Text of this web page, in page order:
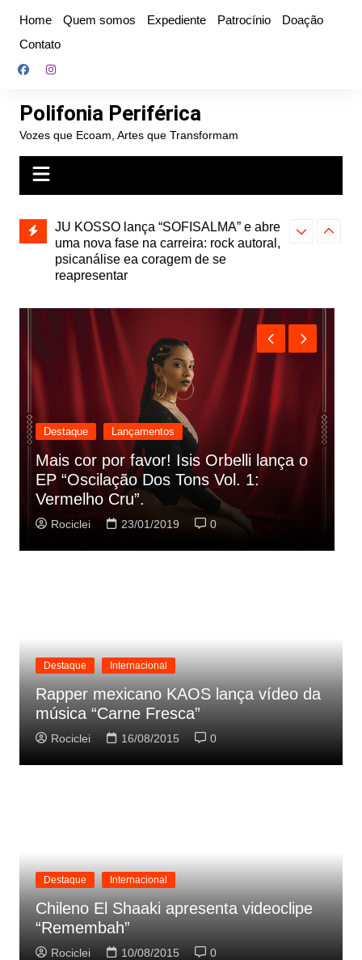
conteúdo
Home Quem somos Expediente Patrocínio
Doação
Contato
Polifonia Periférica
Vozes que Ecoam, Artes que Transformam
e abre
autoral,
Projota relança a mixtape “Projeção”,
de 2010, nas plataformas digitais
Farofa
Destaque Lançamentos
Rashid vai buscar nos HQs as
referencias do clipe de sua nova
música
Rociclei 22/01/2019 0
Destaque Internacional
Rapper mexicano KAOS lança vídeo da
música “Carne Fresca”
Rociclei 16/08/2015 0
Destaque Internacional
Chileno El Shaaki apresenta videoclipe
“Remembah”
Rociclei 10/08/2015 0